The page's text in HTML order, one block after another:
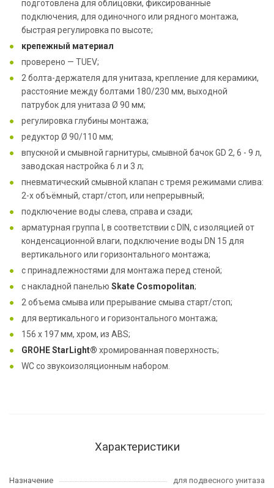
подготовлена для облицовки, фиксированные
подключения, для одиночного или рядного монтажа,
быстрая регулировка по высоте;
крепежный материал
проверено — TUEV;
2 болта-держателя для унитаза, крепление для керамики,
расстояние между болтами 180/230 мм, выходной
патрубок для унитаза Ø 90 мм;
регулировка глубины монтажа;
редуктор Ø 90/110 мм;
впускной и смывной гарнитуры, смывной бачок GD 2, 6 - 9 л,
заводская настройка 6 л и 3 л;
пневматический смывной клапан с тремя режимами слива:
2-х объёмный, старт/стоп, или непрерывный;
подключение воды слева, справа и сзади;
арматурная группа I, в соответствии с DIN, с изоляцией от
конденсационной влаги, подключение воды DN 15 для
вертикального или горизонтального монтажа;
с принадлежностями для монтажа перед стеной;
с накладной панелью Skate Cosmopolitan;
2 объема смыва или прерывание смыва старт/стоп;
для вертикального и горизонтального монтажа;
156 x 197 мм, хром, из ABS;
GROHE StarLight® хромированная поверхность;
WC со звукоизоляционным набором.
Характеристики
Назначение для подвесного унитаза